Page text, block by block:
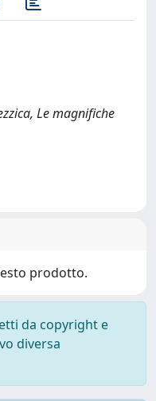
Le magnifiche
prodotto.
da copyright e
diversa